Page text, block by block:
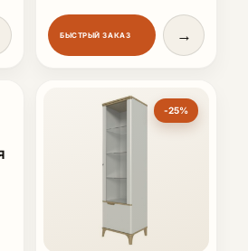
БЫСТРЫЙ ЗАКАЗ →
-25%